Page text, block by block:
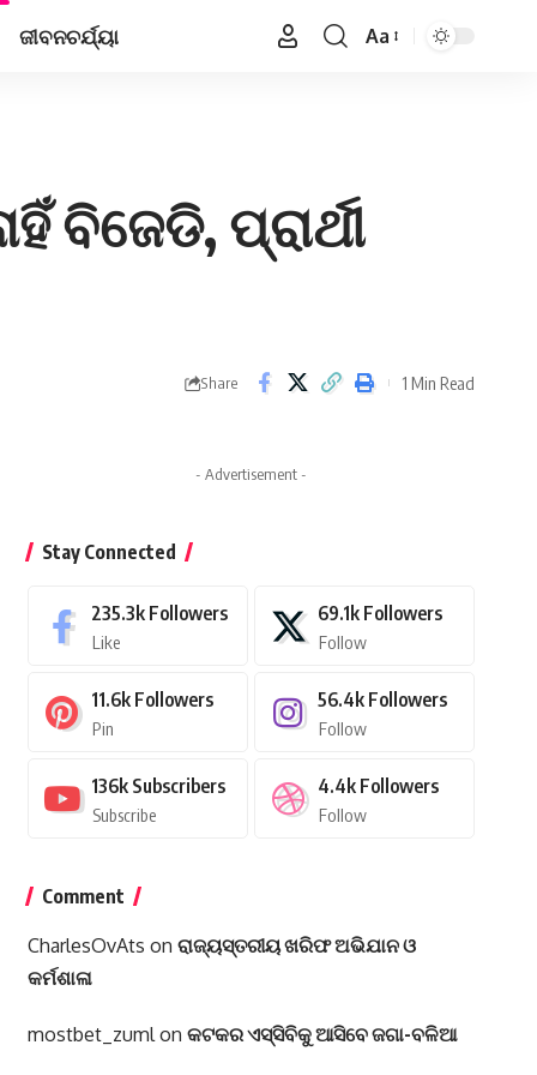
ଜୀବନଚର୍ଯ୍ୟା
Font
Aa
ବିଜେଡି, ପ୍ରାର୍ଥୀ
Share 1 Min Read
- Advertisement -
Stay Connected
235.3k Followers
Like
69.1k Followers
Follow
11.6k Followers
Pin
56.4k Followers
Follow
136k Subscribers
Subscribe
4.4k Followers
Follow
Comment
CharlesOvAts on ରାଜ୍ୟସ୍ତରୀୟ ଖରିଫ ଅଭିଯାନ ଓ
କର୍ମଶାଳା
mostbet_zumlon କଟକର ଏସ୍‌ସିବିକୁ ଆସିବେ ଜଗା-ବଳିଆ